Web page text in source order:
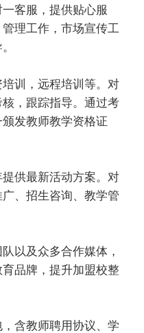
客服，提供贴心服
理工作，市场宣传工
训，远程培训等。对
，跟踪指导。通过考
发教师教学资格证
供最新活动方案。对
、招生咨询、教学管
以及众多合作媒体，
品牌，提升加盟校整
含教师聘用协议、学